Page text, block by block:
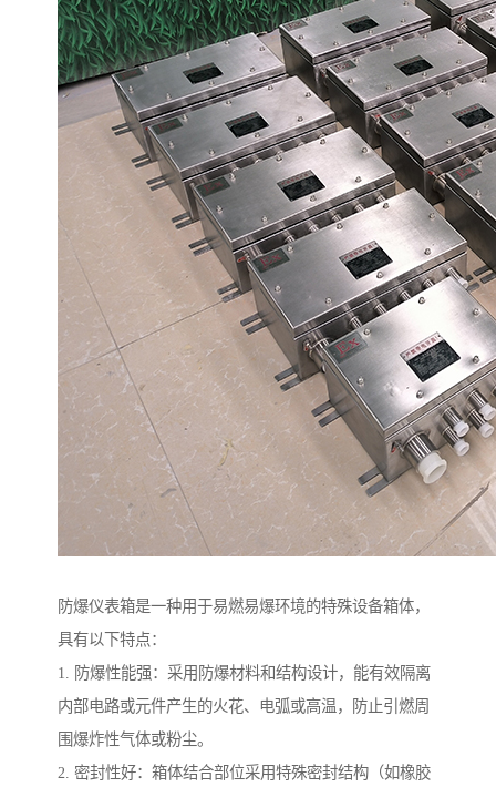
防爆仪表箱是一种用于易燃易爆环境的特殊设备箱体，
具有以下特点：
1. 防爆性能强：采用防爆材料和结构设计，能有效隔离
内部电路或元件产生的火花、电弧或高温，防止引燃周
围爆炸性气体或粉尘。
2. 密封性好：箱体结合部位采用特殊密封结构（如橡胶